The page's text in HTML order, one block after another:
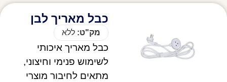
כבל מאריך לבן
מק"ט: ללא
כבל מאריך איכותי
לשימוש פנימי וחיצוני,
מתאים לחיבור מוצרי